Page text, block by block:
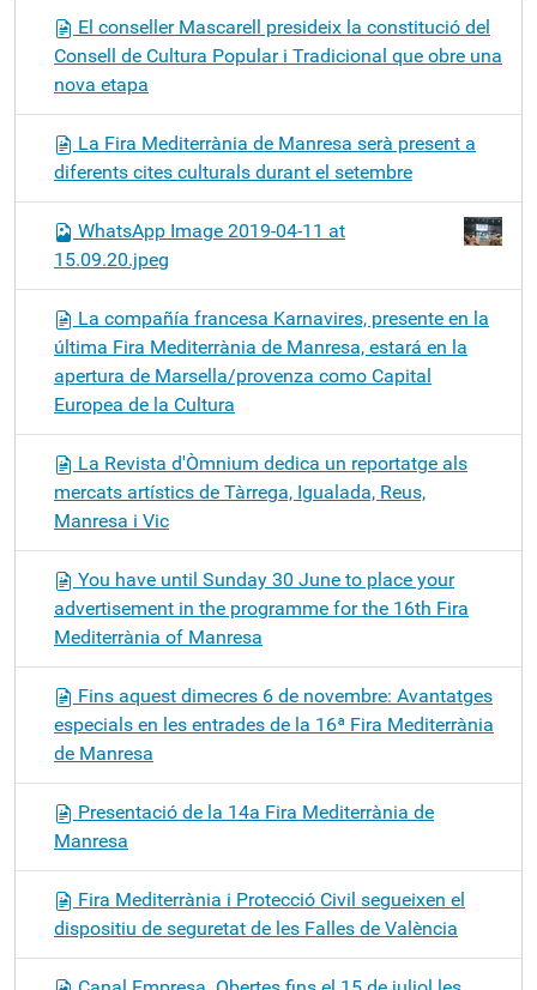
El conseller Mascarell presideix la constitució del
Consell de Cultura Popular i Tradicional que obre una
nova etapa
La Fira Mediterrània de Manresa serà present a
diferents cites culturals durant el setembre
WhatsApp Image 2019-04-11 at
15.09.20.jpeg
La compañía francesa Karnavires, presente en la
última Fira Mediterrània de Manresa, estará en la
apertura de Marsella/provenza como Capital
Europea de la Cultura
La Revista d'Òmnium dedica un reportatge als
mercats artístics de Tàrrega, Igualada, Reus,
Manresa i Vic
You have until Sunday 30 June to place your
advertisement in the programme for the 16th Fira
Mediterrània of Manresa
Fins aquest dimecres 6 de novembre: Avantatges
especials en les entrades de la 16ª Fira Mediterrània
de Manresa
Presentació de la 14a Fira Mediterrània de
Manresa
Fira Mediterrània i Protecció Civil segueixen el
dispositiu de seguretat de les Falles de València